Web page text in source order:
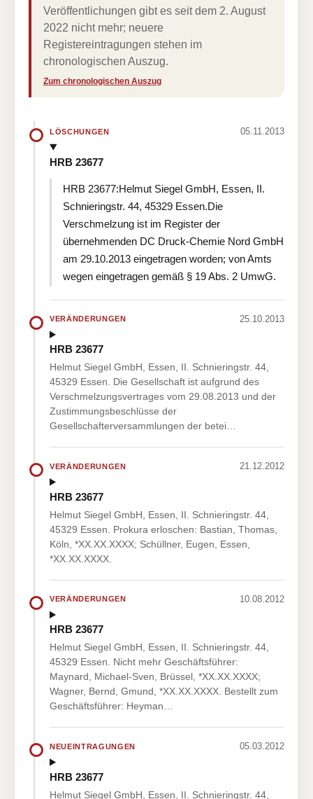
Veröffentlichungen gibt es seit dem 2. August
2022 nicht mehr; neuere
Registereintragungen stehen im
chronologischen Auszug.
Zum chronologischen Auszug
LÖSCHUNGEN 05.11.2013
HRB 23677
HRB 23677:Helmut Siegel GmbH, Essen, II.
Schnieringstr. 44, 45329 Essen.Die
Verschmelzung ist im Register der
übernehmenden DC Druck-Chemie Nord GmbH
am 29.10.2013 eingetragen worden; von Amts
wegen eingetragen gemäß § 19 Abs. 2 UmwG.
VERÄNDERUNGEN 25.10.2013
HRB 23677
Helmut Siegel GmbH, Essen, II. Schnieringstr. 44,
45329 Essen. Die Gesellschaft ist aufgrund des
Verschmelzungsvertrages vom 29.08.2013 und der
Zustimmungsbeschlüsse der
Gesellschafterversammlungen der betei…
VERÄNDERUNGEN 21.12.2012
HRB 23677
Helmut Siegel GmbH, Essen, II. Schnieringstr. 44,
45329 Essen. Prokura erloschen: Bastian, Thomas,
Köln, *XX.XX.XXXX; Schüllner, Eugen, Essen,
*XX.XX.XXXX.
VERÄNDERUNGEN 10.08.2012
HRB 23677
Helmut Siegel GmbH, Essen, II. Schnieringstr. 44,
45329 Essen. Nicht mehr Geschäftsführer:
Maynard, Michael-Sven, Brüssel, *XX.XX.XXXX;
Wagner, Bernd, Gmund, *XX.XX.XXXX. Bestellt zum
Geschäftsführer: Heyman…
NEUEINTRAGUNGEN 05.03.2012
HRB 23677
Helmut Siegel GmbH, Essen, II. Schnieringstr. 44,